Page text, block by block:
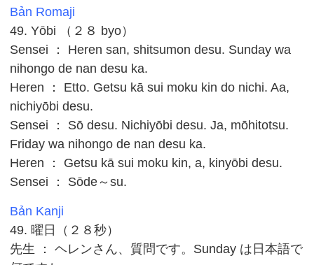
Bản Romaji
49. Yōbi （２８ byo）
Sensei ： Heren san, shitsumon desu. Sunday wa
nihongo de nan desu ka.
Heren ： Etto. Getsu kā sui moku kin do nichi. Aa,
nichiyōbi desu.
Sensei ： Sō desu. Nichiyōbi desu. Ja, mōhitotsu.
Friday wa nihongo de nan desu ka.
Heren ： Getsu kā sui moku kin, a, kinyōbi desu.
Sensei ： Sōde～su.
Bản Kanji
49. 曜日（２８秒）
先生 ： ヘレンさん、質問です。Sunday は日本語で